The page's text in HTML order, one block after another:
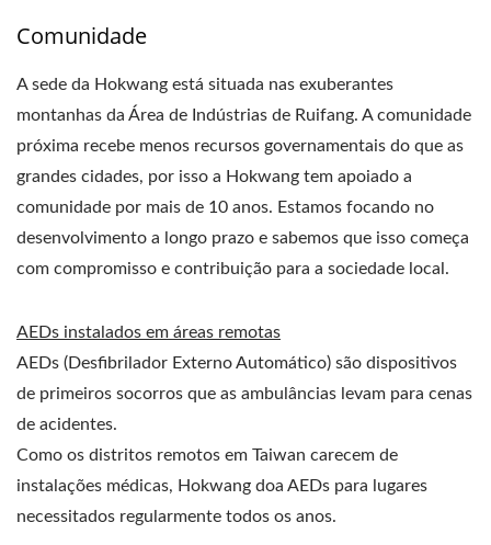
Comunidade
A sede da Hokwang está situada nas exuberantes
montanhas da Área de Indústrias de Ruifang. A comunidade
próxima recebe menos recursos governamentais do que as
grandes cidades, por isso a Hokwang tem apoiado a
comunidade por mais de 10 anos. Estamos focando no
desenvolvimento a longo prazo e sabemos que isso começa
com compromisso e contribuição para a sociedade local.
AEDs instalados em áreas remotas
AEDs (Desfibrilador Externo Automático) são dispositivos
de primeiros socorros que as ambulâncias levam para cenas
de acidentes.
Como os distritos remotos em Taiwan carecem de
instalações médicas, Hokwang doa AEDs para lugares
necessitados regularmente todos os anos.